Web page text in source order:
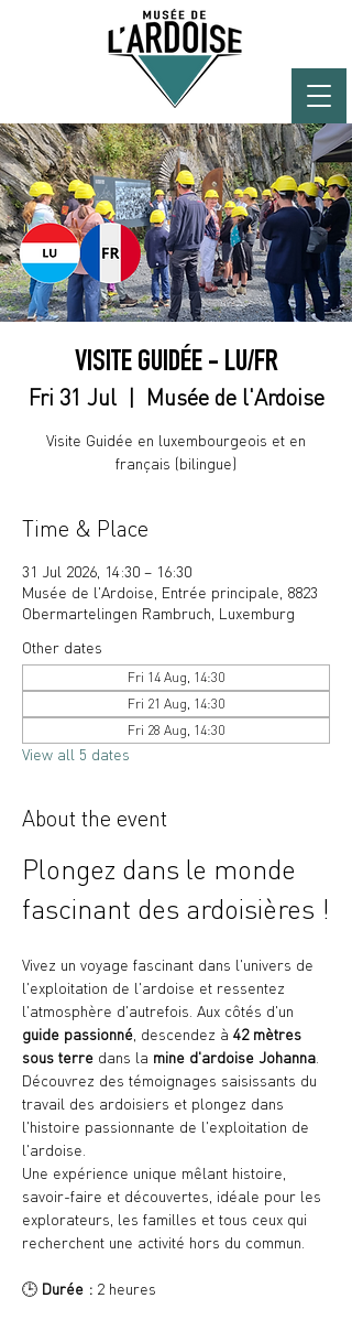
VISITE GUIDÉE - LU/FR
Fri 31 Jul
  |
Musée de l'Ardoise
Visite Guidée en luxembourgeois et en
français (bilingue)
Time & Place
31 Jul 2026, 14:30 – 16:30
Musée de l'Ardoise, Entrée principale, 8823
Obermartelingen Rambruch, Luxemburg
Other dates
Fri 14 Aug, 14:30
Fri 21 Aug, 14:30
Fri 28 Aug, 14:30
View all 5 dates
About the event
Plongez dans le monde
fascinant des ardoisières !
Vivez un voyage fascinant dans l'univers de
l'exploitation de l'ardoise et ressentez
l'atmosphère d'autrefois. Aux côtés d'un
guide passionné , descendez à 42 mètres
sous terre dans la mine d'ardoise Johanna
Découvrez des témoignages saisissants du
travail des ardoisiers et plongez dans
l'histoire passionnante de l'exploitation de
l'ardoise.
Une expérience unique mêlant histoire,
savoir-faire et découvertes, idéale pour les
explorateurs, les familles et tous ceux qui
recherchent une activité hors du commun.
🕒 Durée : 2 heures